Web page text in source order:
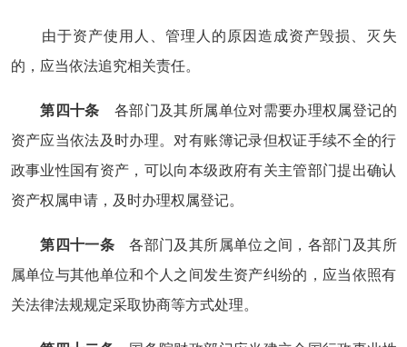
由于资产使用人、管理人的原因造成资产毁损、灭失
的，应当依法追究相关责任。
第四十条 各部门及其所属单位对需要办理权属登记的
资产应当依法及时办理。对有账簿记录但权证手续不全的行
政事业性国有资产，可以向本级政府有关主管部门提出确认
资产权属申请，及时办理权属登记。
第四十一条 各部门及其所属单位之间，各部门及其所
属单位与其他单位和个人之间发生资产纠纷的，应当依照有
关法律法规规定采取协商等方式处理。